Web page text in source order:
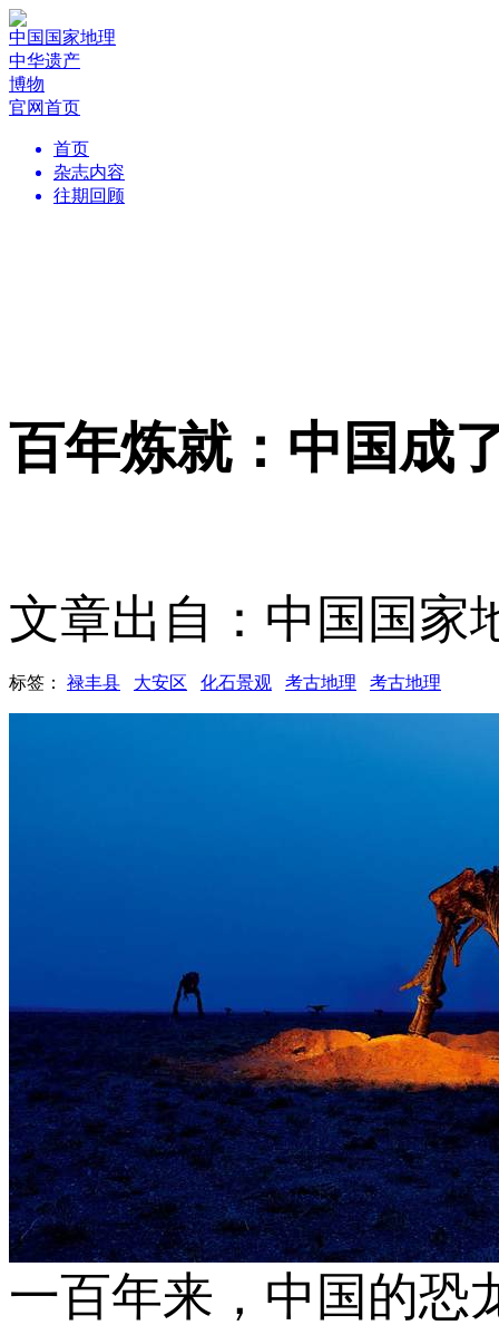
中国国家地理
中华遗产
博物
官网首页
首页
杂志内容
往期回顾
百年炼就：中国成
文章出自：中国国家
标签： 禄丰县 大安区 化石景观 考古地理 考古地理
一百年来，中国的恐